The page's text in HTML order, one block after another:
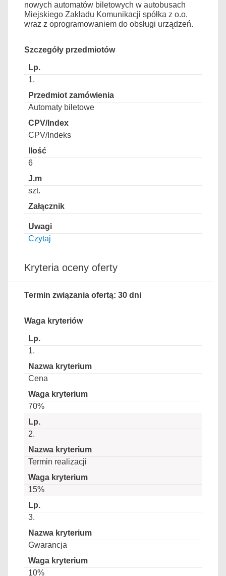
nowych automatów biletowych w autobusach
Miejskiego Zakładu Komunikacji spółka z o.o.
wraz z oprogramowaniem do obsługi urządzeń.
Szczegóły przedmiotów
1.
Automaty biletowe
CPV/Indeks
6
szt.
Czytaj
Kryteria oceny oferty
Termin związania ofertą: 30 dni
Waga kryteriów
1.
Cena
70%
2.
Termin realizacji
15%
3.
Gwarancja
10%